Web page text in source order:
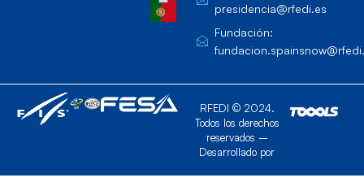
presidencia@rfedi.es
Fundación:
RFEDI © 2024.
Todos los derechos
reservados –
Desarrollado por